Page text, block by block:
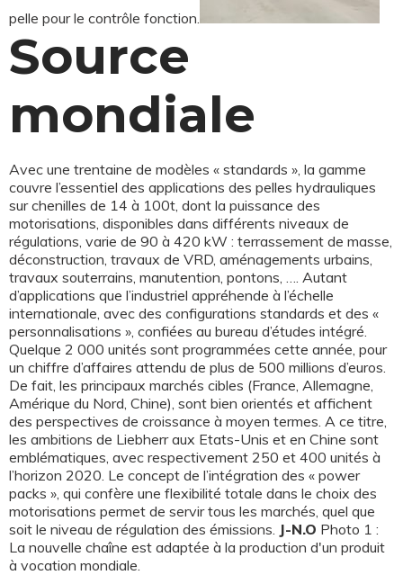
pelle pour le contrôle fonction.
Source
mondiale
Avec une trentaine de modèles « standards », la gamme
couvre l’essentiel des applications des pelles hydrauliques
sur chenilles de 14 à 100t, dont la puissance des
motorisations, disponibles dans différents niveaux de
régulations, varie de 90 à 420 kW : terrassement de masse,
déconstruction, travaux de VRD, aménagements urbains,
travaux souterrains, manutention, pontons, …. Autant
d’applications que l’industriel appréhende à l’échelle
internationale, avec des configurations standards et des «
personnalisations », confiées au bureau d’études intégré.
Quelque 2 000 unités sont programmées cette année, pour
un chiffre d’affaires attendu de plus de 500 millions d’euros.
De fait, les principaux marchés cibles (France, Allemagne,
Amérique du Nord, Chine), sont bien orientés et affichent
des perspectives de croissance à moyen termes. A ce titre,
les ambitions de Liebherr aux Etats-Unis et en Chine sont
emblématiques, avec respectivement 250 et 400 unités à
l’horizon 2020. Le concept de l’intégration des « power
packs », qui confère une flexibilité totale dans le choix des
motorisations permet de servir tous les marchés, quel que
soit le niveau de régulation des émissions. J-N.O Photo 1 :
La nouvelle chaîne est adaptée à la production d'un produit
à vocation mondiale.